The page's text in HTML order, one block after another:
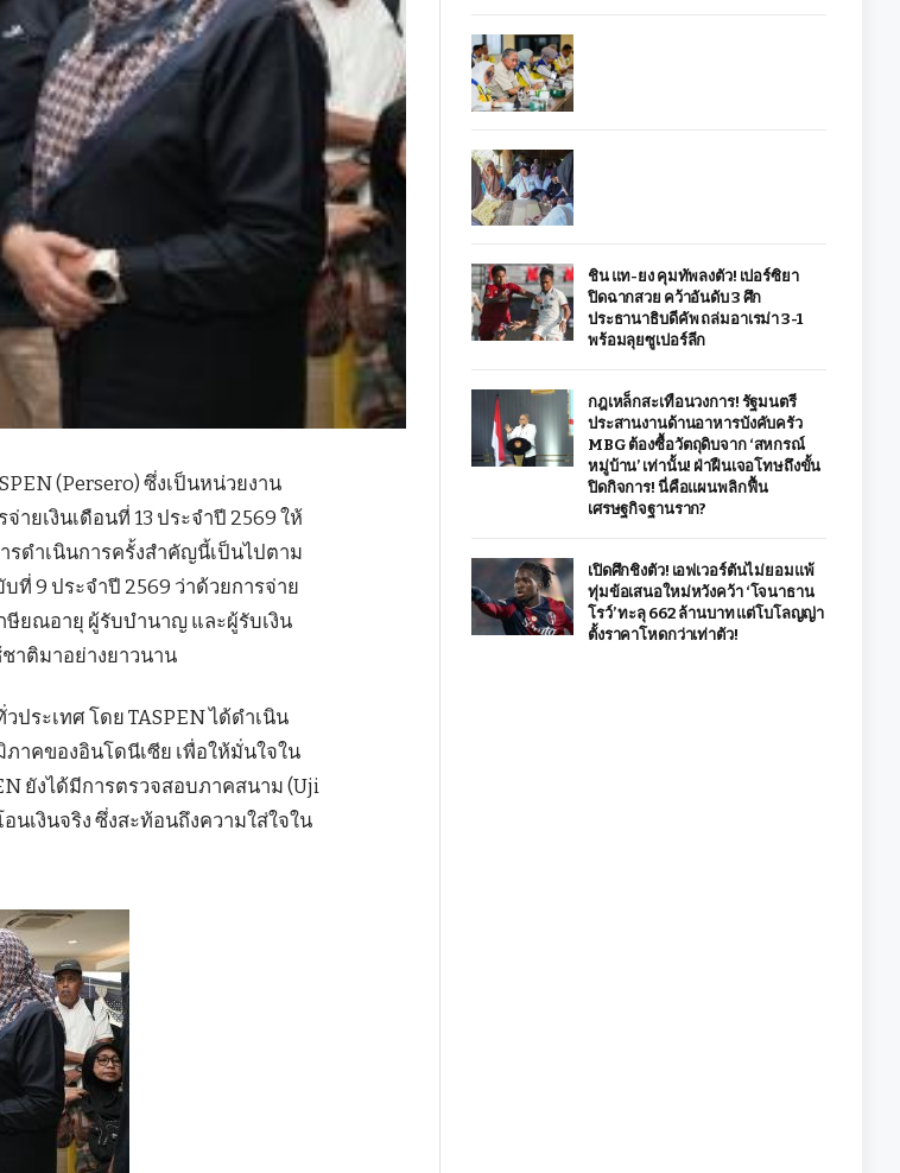
(Persero) ซึ่งเป็นหน่วยงาน
ยเงินเดือนที่ 13 ประจำปี 2569 ให้
รดำเนินการครั้งสำคัญนี้เป็นไปตาม
ที่ 9 ประจำปี 2569 ว่าด้วยการจ่าย
กษียณอายุ ผู้รับบำนาญ และผู้รับเงิน
าติมาอย่างยาวนาน
ประเทศ โดย TASPEN ได้ดำเนิน
าคของอินโดนีเซีย เพื่อให้มั่นใจใน
ยังได้มีการตรวจสอบภาคสนาม (Uji
นเงินจริง ซึ่งสะท้อนถึงความใส่ใจใน
ชิน แท-ยง คุมทัพลงตัว! เปอร์ซิยา
ปิดฉากสวย คว้าอันดับ 3 ศึก
ประธานาธิบดีคัพ ถล่มอาเรม่า 3-1
พร้อมลุยซูเปอร์ลีก
กฎเหล็กสะเทือนวงการ! รัฐมนตรี
ประสานงานด้านอาหารบังคับครัว
MBG ต้องซื้อวัตถุดิบจาก ‘สหกรณ์
หมู่บ้าน’ เท่านั้น! ฝ่าฝืนเจอโทษถึงขั้น
ปิดกิจการ! นี่คือแผนพลิกฟื้น
เศรษฐกิจฐานราก?
เปิดศึกชิงตัว! เอฟเวอร์ตันไม่ยอมแพ้
ทุ่มข้อเสนอใหม่หวังคว้า ‘โจนาธาน
โรว์’ ทะลุ 662 ล้านบาท แต่โบโลญญ่า
ตั้งราคาโหดกว่าเท่าตัว!